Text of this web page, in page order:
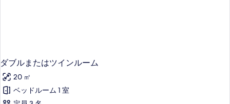
ダブルまたはツインルーム
20 ㎡
ベッドルーム 1 室